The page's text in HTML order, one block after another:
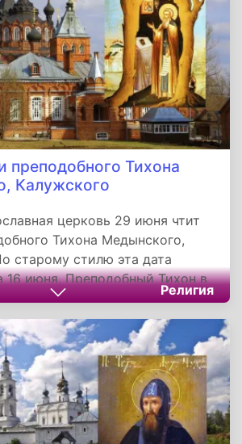
распространился и в других
странах.
преподобного Тихона
Калужского
церковь 29 июня чтит
Тихона Медынского,
старому стилю эта дата
16 июня. Преподобный Тихон в
пострижение в монашество в
обителей, но по любви к
в глухую местность близ
Подвизался он в глубине
на берегу реки Вепрейки, в
исполинского дуба.
Религия